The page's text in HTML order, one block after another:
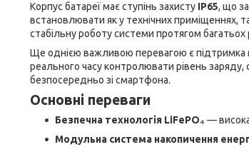
Корпус батареї має ступінь захисту IP65, що
встановлювати як у технічних приміщеннях,
стабільну роботу системи протягом багатьох
Ще однією важливою перевагою є підтримка
реального часу контролювати рівень заряду,
безпосередньо зі смартфона.
Основні переваги
Безпечна технологія LiFePO₄ — висока
Модульна система накопичення